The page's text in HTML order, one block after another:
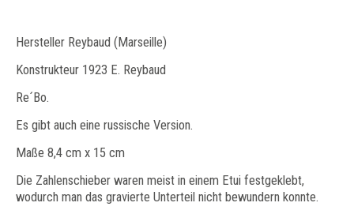
Hersteller Reybaud (Marseille)
Konstrukteur 1923 E. Reybaud
Re´Bo.
Es gibt auch eine russische Version.
Maße 8,4 cm x 15 cm
Die Zahlenschieber waren meist in einem Etui festgeklebt,
wodurch man das gravierte Unterteil nicht bewundern konnte.